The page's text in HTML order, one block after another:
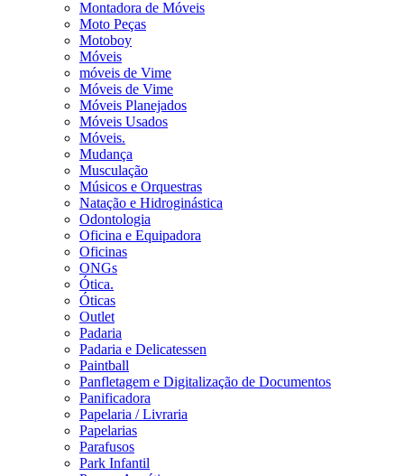
Montadora de Móveis
Moto Peças
Motoboy
Móveis
móveis de Vime
Móveis de Vime
Móveis Planejados
Móveis Usados
Móveis.
Mudança
Musculação
Músicos e Orquestras
Natação e Hidroginástica
Odontologia
Oficina e Equipadora
Oficinas
ONGs
Ótica.
Óticas
Outlet
Padaria
Padaria e Delicatessen
Paintball
Panfletagem e Digitalização de Documentos
Panificadora
Papelaria / Livraria
Papelarias
Parafusos
Park Infantil